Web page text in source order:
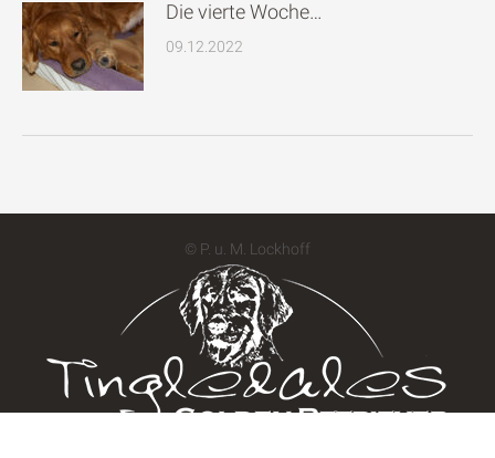
Die vierte Woche…
09.12.2022
© P. u. M. Lockhoff